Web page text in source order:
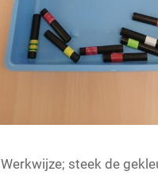
Werkwijze; steek de